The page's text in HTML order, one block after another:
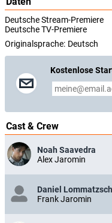
Deutsche Stream-Premiere
Deutsche TV-Premiere
Originalsprache: Deutsch
Kostenlose
Cast & Crew
Noah Saavedra
Alex Jaromin
Daniel Lommatzsch
Frank Jaromin